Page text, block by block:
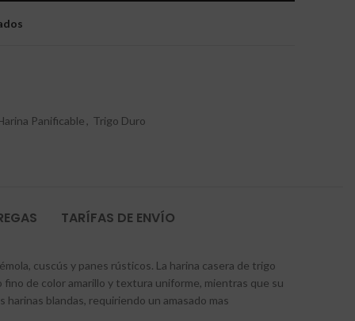
Panificable , Trigo Duro
TARÍFAS DE ENVÍO
cuscús y panes rústicos. La harina casera de trigo
de color amarillo y textura uniforme, mientras que su
blandas, requiriendo un amasado mas